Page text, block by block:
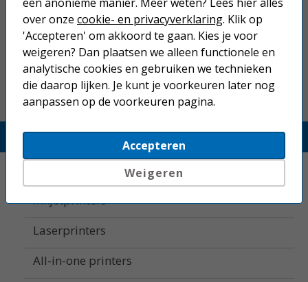
Gratis verzending boven € 25,-
Betaal binnen 14 dagen na aankoop
Printerland.nl
Inkjetprinters
Laserprinters
All-in-one printers
over onze cookie- en privacyverklaring. Klik op
'Accepteren' om akkoord te gaan. Kies je voor
weigeren? Dan plaatsen we alleen functionele en
analytische cookies en gebruiken we technieken
die daarop lijken. Je kunt je voorkeuren later nog
aanpassen op de voorkeuren pagina.
Accepteren
Weigeren